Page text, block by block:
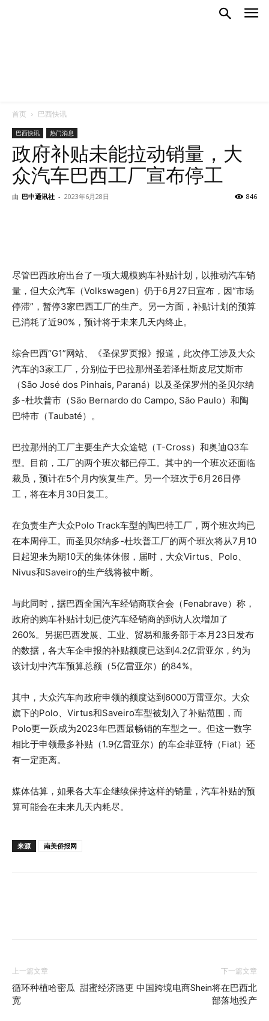
首页 巴西快讯
巴西快讯 热门消息
政府补贴未能拉动销量，大
众汽车巴西工厂宣布停工
由 巴中通讯社 - 2023年6月28日 846
尽管巴西政府出台了一项大规模购车补贴计划，以推动汽车销
量，但大众汽车（Volkswagen）仍于6月27日宣布，因“市场
停滞”，暂停3家巴西工厂的生产。另一方面，补贴计划的预算
已消耗了近90%，预计将于未来几天内终止。
综合巴西“G1”网站、《圣保罗页报》报道，此次停工涉及大众
汽车的3家工厂，分别位于巴拉那州圣若泽杜斯皮尼艾斯市
（São José dos Pinhais, Paraná）以及圣保罗州的圣贝尔纳
多-杜坎普市（São Bernardo do Campo, São Paulo）和陶
巴特市（Taubaté）。
巴拉那州的工厂主要生产大众途铠（T-Cross）和奥迪Q3车
型。目前，工厂的两个班次都已停工。其中的一个班次还面临
裁员，预计在5个月内恢复生产。另一个班次于6月26日停
工，将在本月30日复工。
在负责生产大众Polo Track车型的陶巴特工厂，两个班次均已
在本周停工。而圣贝尔纳多-杜坎普工厂的两个班次将从7月10
日起迎来为期10天的集体休假，届时，大众Virtus、Polo、
Nivus和Saveiro的生产线将被中断。
与此同时，据巴西全国汽车经销商联合会（Fenabrave）称，
政府的购车补贴计划已使汽车经销商的到访人次增加了
260%。另据巴西发展、工业、贸易和服务部于本月23日发布
的数据，各大车企申报的补贴额度已达到4.2亿雷亚尔，约为
该计划中汽车预算总额（5亿雷亚尔）的84%。
其中，大众汽车向政府申领的额度达到6000万雷亚尔。大众
旗下的Polo、Virtus和Saveiro车型被划入了补贴范围，而
Polo更一跃成为2023年巴西最畅销的车型之一。但这一数字
相比于申领最多补贴（1.9亿雷亚尔）的车企菲亚特（Fiat）还
有一定距离。
媒体估算，如果各大车企继续保持这样的销量，汽车补贴的预
算可能会在未来几天内耗尽。
来源 南美侨报网
上一篇文章
循环种植哈密瓜 甜蜜经济路更
宽
下一篇文章
中国跨境电商Shein将在巴西北
部落地投产